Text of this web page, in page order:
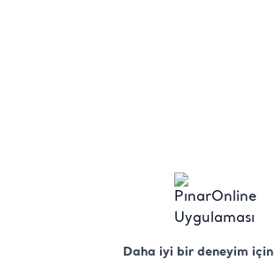
Daha iyi bir deneyim için